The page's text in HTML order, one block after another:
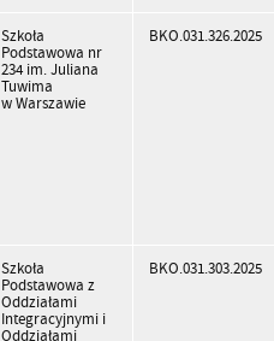
Szkoła
Podstawowa nr
234 im. Juliana
Tuwima
w Warszawie
BKO.031.326.2025
Szkoła
Podstawowa z
Oddziałami
Integracyjnymi i
Oddziałami
BKO.031.303.2025